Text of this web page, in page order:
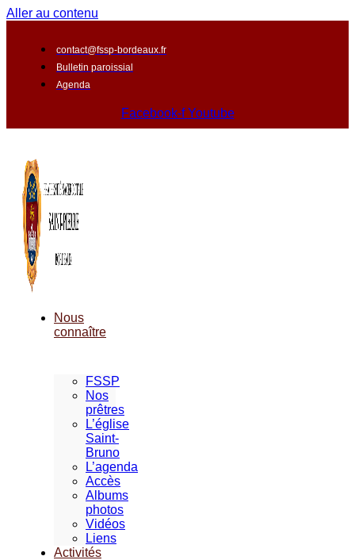
Aller au contenu
contact@fssp-bordeaux.fr
Bulletin paroissial
Agenda
Facebook-f Youtube
Nous
connaître
FSSP
Nos
prêtres
L’église
Saint-
Bruno
L’agenda
Accès
Albums
photos
Vidéos
Liens
Activités